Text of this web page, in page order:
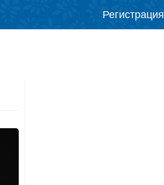
Регистрация